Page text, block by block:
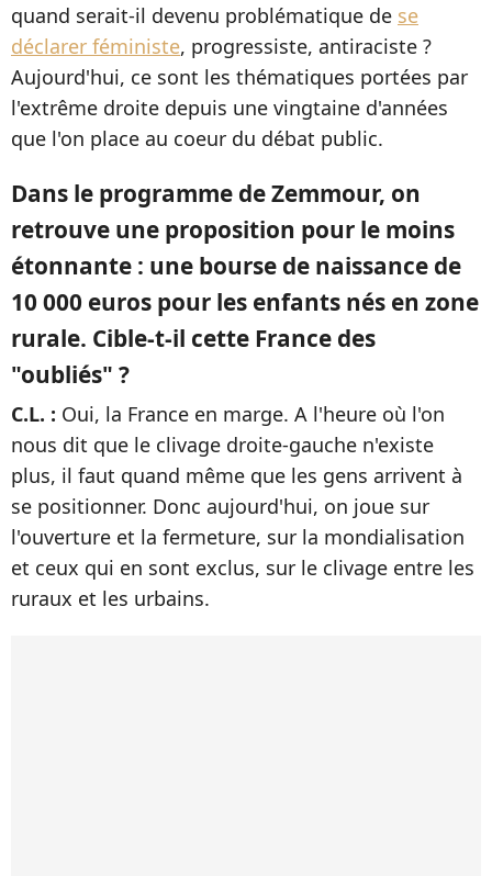
quand serait-il devenu problématique de se
déclarer féministe, progressiste, antiraciste ?
Aujourd'hui, ce sont les thématiques portées par
l'extrême droite depuis une vingtaine d'années
que l'on place au coeur du débat public.
Dans le programme de Zemmour, on
retrouve une proposition pour le moins
étonnante : une bourse de naissance de
10 000 euros pour les enfants nés en zone
rurale. Cible-t-il cette France des
"oubliés" ?
C.L. : Oui, la France en marge. A l'heure où l'on
nous dit que le clivage droite-gauche n'existe
plus, il faut quand même que les gens arrivent à
se positionner. Donc aujourd'hui, on joue sur
l'ouverture et la fermeture, sur la mondialisation
et ceux qui en sont exclus, sur le clivage entre les
ruraux et les urbains.